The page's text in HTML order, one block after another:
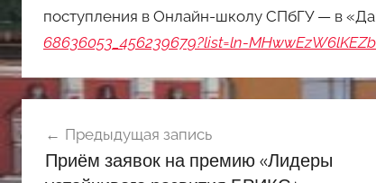
поступления в Онлайн-школу СПбГУ — в
68636053_456239679?list=ln-
Навигация
по
Предыдущая запись
Приём заявок на премию «Лидеры